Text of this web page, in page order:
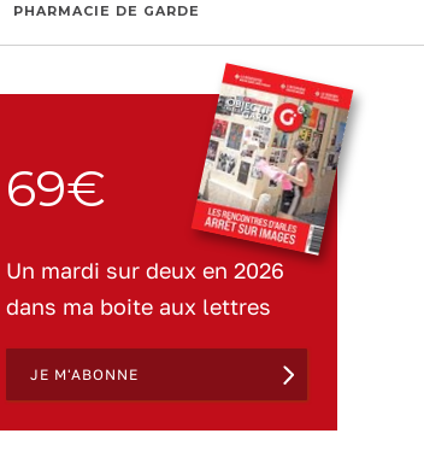
PHARMACIE DE GARDE
69€
Un mardi sur deux en 2026
dans ma boite aux lettres
JE M'ABONNE